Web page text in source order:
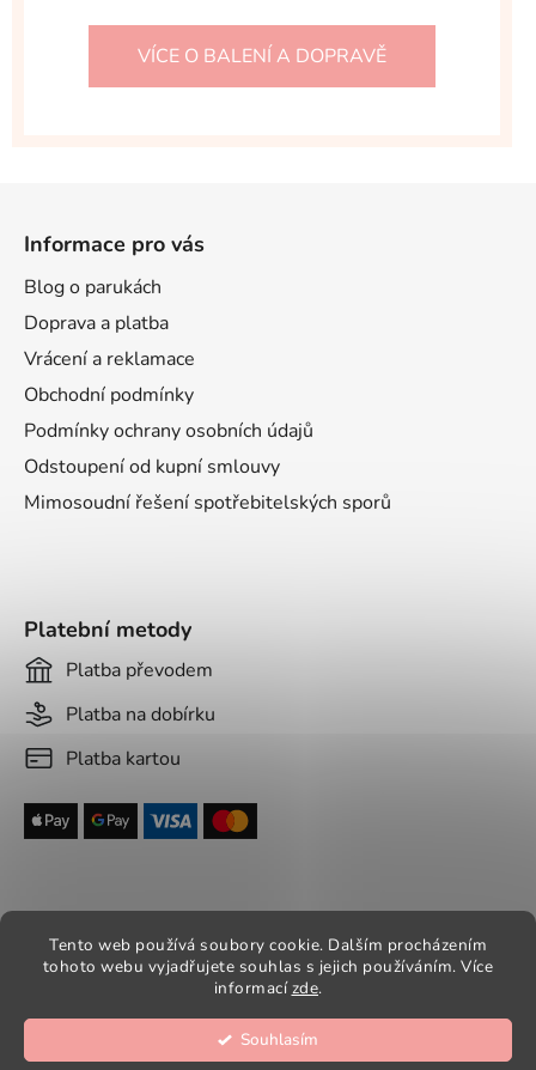
Tento web používá soubory cookie. Dalším procházením
tohoto webu vyjadřujete souhlas s jejich používáním. Více
informacízde.
Souhlasím
VÍCE O BALENÍ A DOPRAVĚ
Informace pro vás
Blog o parukách
Doprava a platba
Vrácení a reklamace
Obchodní podmínky
Podmínky ochrany osobních údajů
Odstoupení od kupní smlouvy
Mimosoudní řešení spotřebitelských sporů
Platební metody
Platba převodem
Platba na dobírku
Platba kartou
Vytvořil Shoptet
práva vyhrazena.